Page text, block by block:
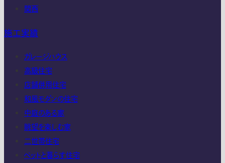
関西
施工実績
ガレージハウス
高級住宅
店舗併用住宅
和風モダンの住宅
中庭のある家
眺望を楽しむ家
二世帯住宅
ペットと暮らす住宅